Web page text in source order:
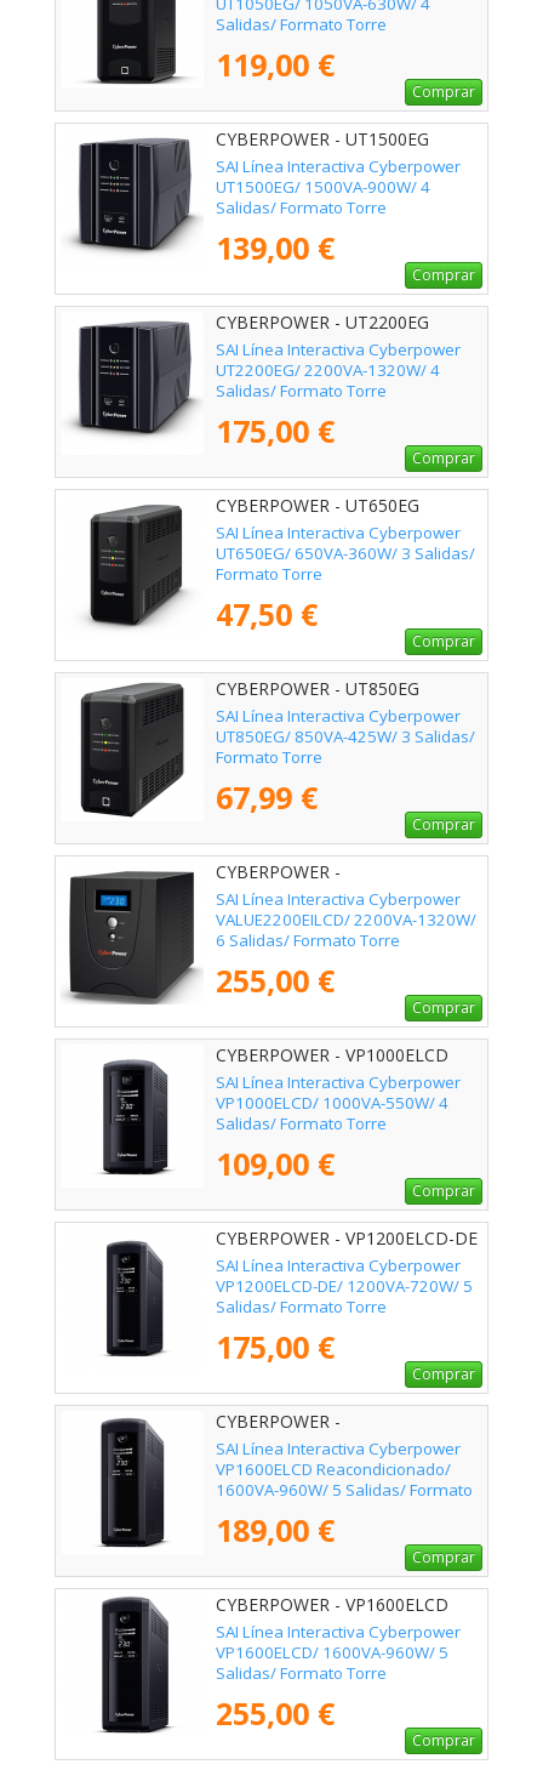
Salidas/ Formato Torre
119,00 €
Comprar
CYBERPOWER - UT1500EG
SAI Línea Interactiva Cyberpower
UT1500EG/ 1500VA-900W/ 4
Salidas/ Formato Torre
139,00 €
Comprar
CYBERPOWER - UT2200EG
SAI Línea Interactiva Cyberpower
UT2200EG/ 2200VA-1320W/ 4
Salidas/ Formato Torre
175,00 €
Comprar
CYBERPOWER - UT650EG
SAI Línea Interactiva Cyberpower
UT650EG/ 650VA-360W/ 3 Salidas/
Formato Torre
47,50 €
Comprar
CYBERPOWER - UT850EG
SAI Línea Interactiva Cyberpower
UT850EG/ 850VA-425W/ 3 Salidas/
Formato Torre
67,99 €
Comprar
CYBERPOWER -
VALUE2200EILCD
SAI Línea Interactiva Cyberpower
VALUE2200EILCD/ 2200VA-1320W/
6 Salidas/ Formato Torre
255,00 €
Comprar
CYBERPOWER - VP1000ELCD
SAI Línea Interactiva Cyberpower
VP1000ELCD/ 1000VA-550W/ 4
Salidas/ Formato Torre
109,00 €
Comprar
CYBERPOWER - VP1200ELCD-DE
SAI Línea Interactiva Cyberpower
VP1200ELCD-DE/ 1200VA-720W/ 5
Salidas/ Formato Torre
175,00 €
Comprar
CYBERPOWER -
SAI Línea Interactiva Cyberpower
VP1600ELCD Reacondicionado/
1600VA-960W/ 5 Salidas/ Formato
189,00 €
Comprar
CYBERPOWER - VP1600ELCD
SAI Línea Interactiva Cyberpower
VP1600ELCD/ 1600VA-960W/ 5
Salidas/ Formato Torre
255,00 €
Comprar